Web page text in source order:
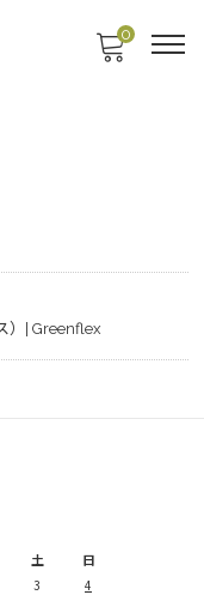
0
）| Greenflex
土 日
3
4